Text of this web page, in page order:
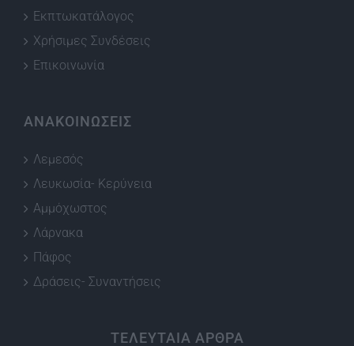
Εκπτωκατάλογος
Χρήσιμες Συνδέσεις
Επικοινωνία
ΑΝΑΚΟΙΝΩΣΕΙΣ
Λεμεσός
Λευκωσία- Κερύνεια
Αμμόχωστος
Λάρνακα
Πάφος
Δράσεις- Συναντήσεις
ΤΕΛΕΥΤΑΙΑ ΑΡΘΡΑ